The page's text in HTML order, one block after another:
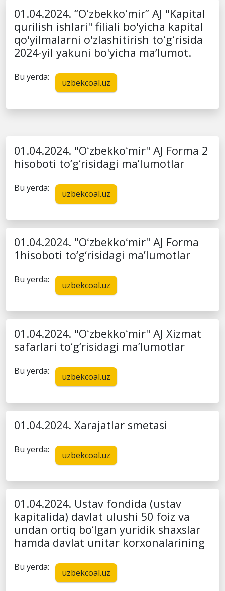
01.04.2024. “Oʻzbekkoʻmir” AJ "Kapital
qurilish ishlari" filiali bo'yicha kapital
qo'yilmalarni o'zlashitirish toʻgʻrisida
2024-yil yakuni bo'yicha maʼlumot.
Bu yerda:
uzbekcoal.uz
01.04.2024. "Oʻzbekkoʻmir" AJ Forma 2
hisoboti to‘g‘risidagi ma’lumotlar
Bu yerda:
uzbekcoal.uz
01.04.2024. "Oʻzbekkoʻmir" AJ Forma
1hisoboti to‘g‘risidagi ma’lumotlar
Bu yerda:
uzbekcoal.uz
01.04.2024. "Oʻzbekkoʻmir" AJ Xizmat
safarlari to‘g‘risidagi ma’lumotlar
Bu yerda:
uzbekcoal.uz
01.04.2024. Xarajatlar smetasi
Bu yerda:
uzbekcoal.uz
01.04.2024. Ustav fondida (ustav
kapitalida) davlat ulushi 50 foiz va
undan ortiq bo‘lgan yuridik shaxslar
hamda davlat unitar korxonalarining
Bu yerda:
uzbekcoal.uz